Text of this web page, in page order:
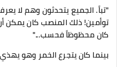
​"تباً. الجميع يتحدثون وهم لا
توأمين! ذلك المنصب كان يمكن
كان محظوظاً فحسب..."
​بينما كان يتجرع الخمر وهو